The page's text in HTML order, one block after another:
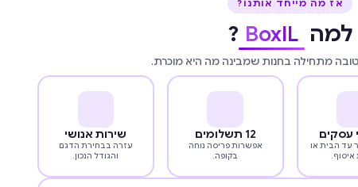
אז מה מייחד אותנו?
למה BoxIL
?
מתחילה בחנות שמבינה מה היא מוכרת.
עד הבית או
איסוף.
12 תשלומים
אפשרות פריסה נוחה
בקופה.
שירות אנושי
עזרה בבחירת הדגם
והגודל הנכון.